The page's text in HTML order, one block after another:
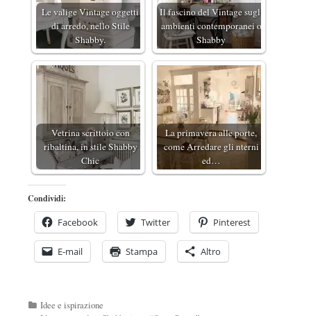
Le valige Vintage oggetti
di arredo, nello Stile
Shabby.
Il fascino del Vintage sugli
ambienti contemporanei o
Shabby
Vetrina scrittoio con
ribaltina, in stile Shabby
Chic
La primavera alle porte,
come Arredare gli nterni
ed…
Condividi:
Facebook Twitter Pinterest
E-mail Stampa Altro
Categorie
Idee e ispirazione